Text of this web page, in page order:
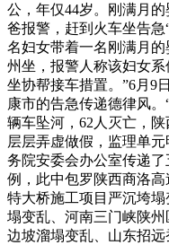
公，年仅44岁。刚满月
爸报警，赶到火车坐告急
名妇女带着一名刚满月
州坐，报警人称该妇女
坐协帮接车措置。”6月9
康市的告急传递德律风
辆车坠河，62人灭亡，
层层弄虚做假，监理单
务院安委会办公室传递
例，此中包罗陕西商洛
特大桥施工项目严沉垮
塌变乱、河南三门峡陕
边坡溜塌变乱、山东招